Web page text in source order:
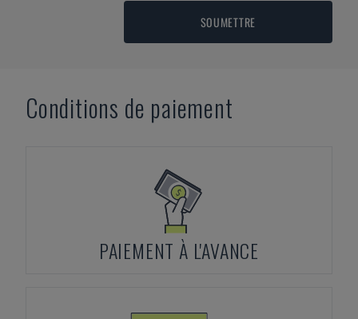
SOUMETTRE
Conditions de paiement
PAIEMENT À L'AVANCE